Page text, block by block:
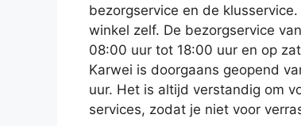
bezorgservice en de
winkel zelf. De bezorgservice
08:00 uur tot 18:00 uur en op
Karwei is doorgaans geopend
uur. Het is altijd verstandig om
services, zodat je niet voor